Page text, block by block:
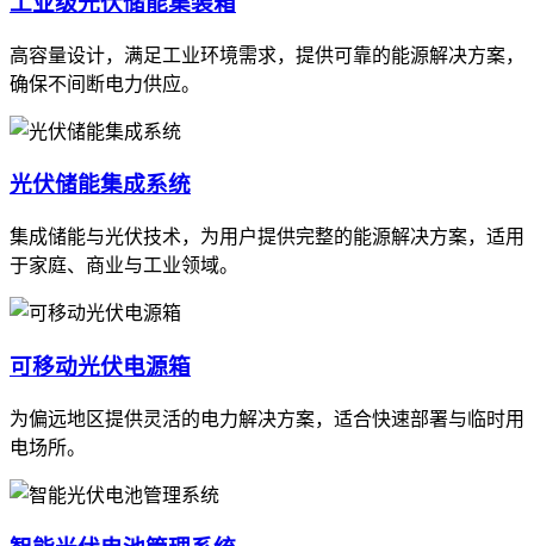
高容量设计，满足工业环境需求，提供可靠的能源解决方案，
确保不间断电力供应。
光伏储能集成系统
集成储能与光伏技术，为用户提供完整的能源解决方案，适用
于家庭、商业与工业领域。
可移动光伏电源箱
为偏远地区提供灵活的电力解决方案，适合快速部署与临时用
电场所。